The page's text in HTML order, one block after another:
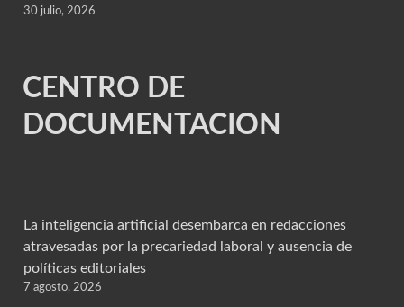
30 julio, 2026
CENTRO DE
DOCUMENTACION
La inteligencia artificial desembarca en redacciones
atravesadas por la precariedad laboral y ausencia de
políticas editoriales
7 agosto, 2026